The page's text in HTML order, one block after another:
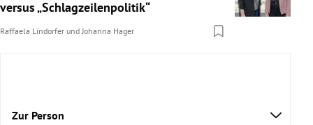
versus „Schlagzeilenpolitik“
Raffaela Lindorfer undJohanna Hager
Zur Person